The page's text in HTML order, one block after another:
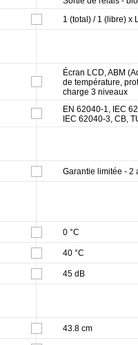
1 (total) / 1 (libre) x
Écran LCD, ABM
de température,
charge 3 niveaux
EN 62040-1, IEC
IEC 62040-3, CB,
Garantie limitée - 2
0 °C
40 °C
45 dB
43.8 cm